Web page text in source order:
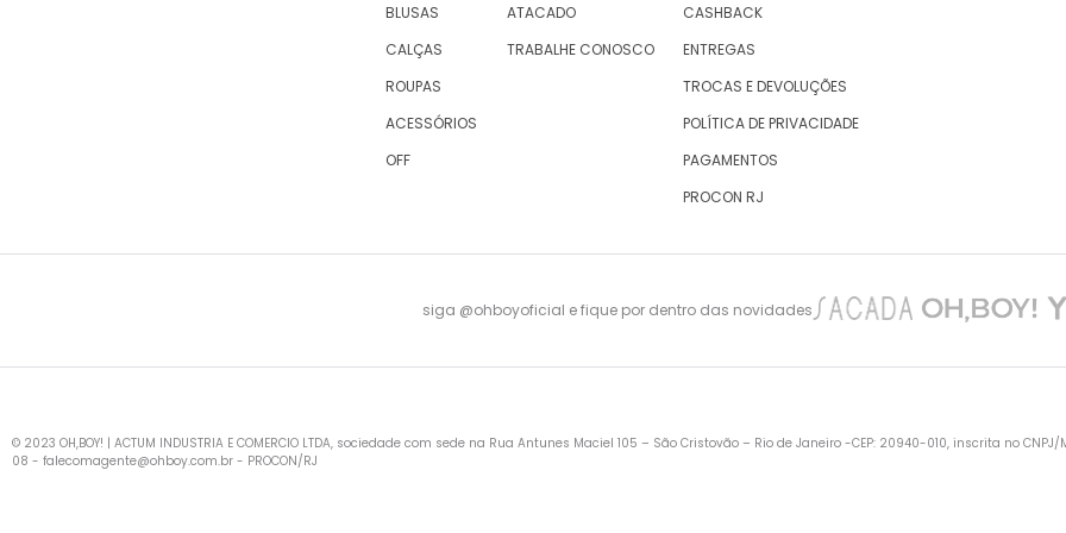
BLUSAS
CALÇAS
ROUPAS
ACESSÓRIOS
OFF
ATACADO
TRABALHE CONOSCO
CASHBACK
ENTREGAS
TROCAS E DEVOLUÇÕES
POLÍTICA DE PRIVACIDADE
PAGAMENTOS
PROCON RJ
siga @ohboyoficial e fique por dentro das novidades
© 2023 OH,BOY! | ACTUM INDUSTRIA E COMERCIO LTDA, sociedade com sede na Rua Antunes Maciel 105 – São Cristovão – Rio de Janeiro -CEP: 20940-010, inscrita no
08 - falecomagente@ohboy.com.br - PROCON/RJ